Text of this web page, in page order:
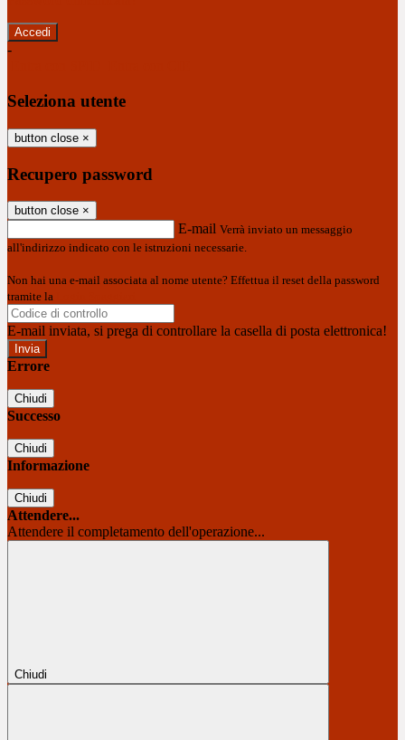
-
Seleziona utente
button close ×
Recupero password
button close ×
E-mail Verrà inviato un messaggio
all'indirizzo indicato con le istruzioni necessarie.
Non hai una e-mail associata al nome utente? Effettua il reset della password
tramite la
E-mail inviata, si prega di controllare la casella di posta elettronica!
Errore
Chiudi
Successo
Chiudi
Informazione
Chiudi
Attendere...
Attendere il completamento dell'operazione...
Chiudi